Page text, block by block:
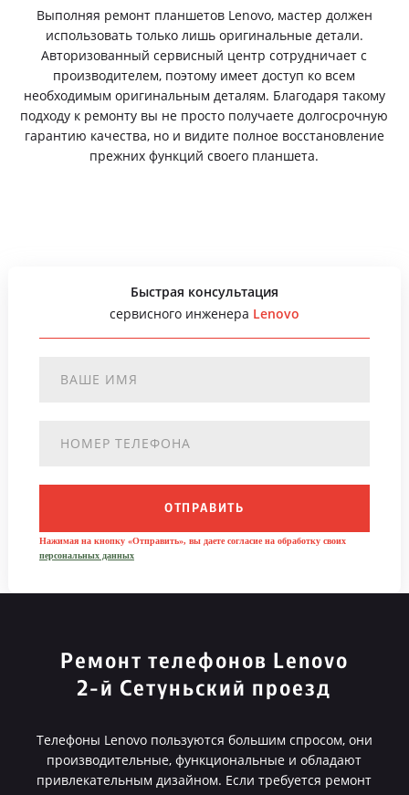
Выполняя ремонт планшетов Lenovo, мастер должен
использовать только лишь оригинальные детали.
Авторизованный сервисный центр сотрудничает с
производителем, поэтому имеет доступ ко всем
необходимым оригинальным деталям. Благодаря такому
подходу к ремонту вы не просто получаете долгосрочную
гарантию качества, но и видите полное восстановление
прежних функций своего планшета.
Быстрая консультация
сервисного инженера Lenovo
ОТПРАВИТЬ
Нажимая на кнопку «Отправить», вы даете согласие на обработку своих
персональных данных
Ремонт телефонов Lenovo
2-й Сетуньский проезд
Телефоны Lenovo пользуются большим спросом, они
производительные, функциональные и обладают
привлекательным дизайном. Если требуется ремонт